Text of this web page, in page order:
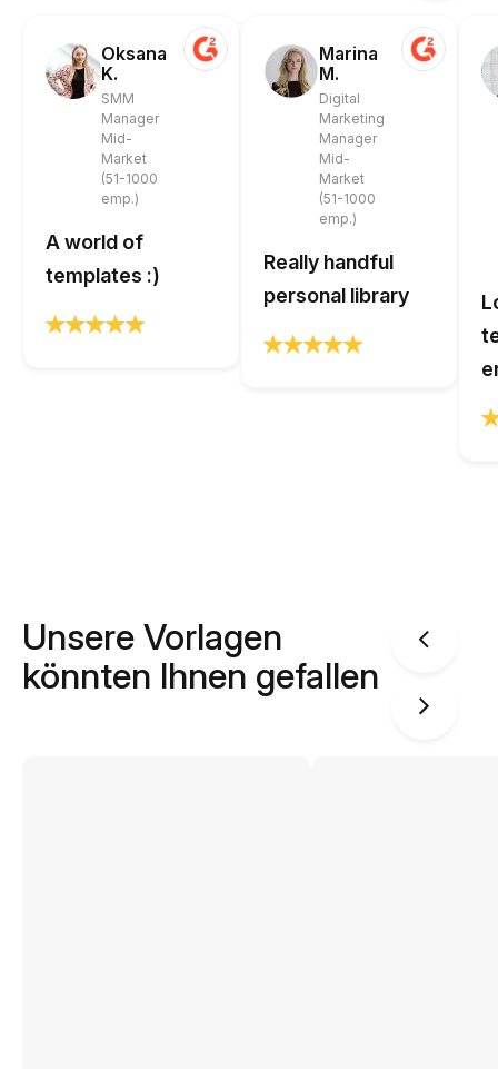
Oksana
K.
SMM
Manager
Mid-
Market
(51-1000
emp.)
A world of
templates :)
Marina
M.
Digital
Marketing
Manager
Mid-
Market
(51-1000
emp.)
Really handful
personal library
Unsere Vorlagen
könnten Ihnen gefallen